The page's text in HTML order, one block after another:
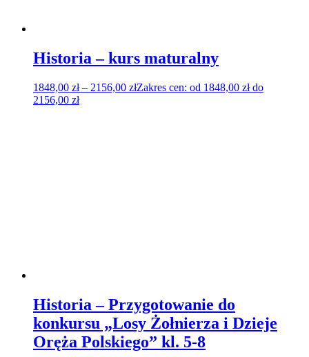
Historia – kurs maturalny
1848,00 zł – 2156,00 złZakres cen: od 1848,00 zł do
2156,00 zł
Historia – Przygotowanie do
konkursu „Losy Żołnierza i Dzieje
Oręża Polskiego” kl. 5-8